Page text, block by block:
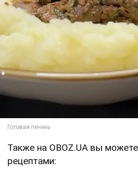
Также на OBOZ.UA вы
рецептами: